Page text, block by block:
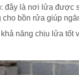
đây là nơi lửa được
cho bồn rửa giúp
năng chịu lửa tốt